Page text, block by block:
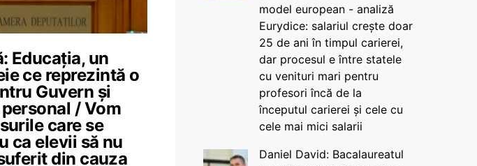
Educația, un
ce reprezintă o
Guvern și
/ Vom
care se
ca elevii să nu
din cauza
model european - analiză
Eurydice: salariul crește doar
25 de ani în timpul carierei,
dar procesul e între statele
cu venituri mari pentru
profesori încă de la
începutul carierei și cele cu
cele mai mici salarii
Daniel David: Bacalaureatul